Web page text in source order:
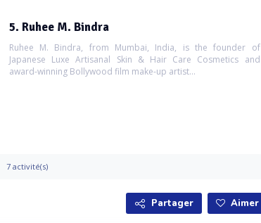
5. Ruhee M. Bindra
Ruhee M. Bindra, from Mumbai, India, is the founder of
Japanese Luxe Artisanal Skin & Hair Care Cosmetics and
award-winning Bollywood film make-up artist...
7 activité(s)
Partager Aimer